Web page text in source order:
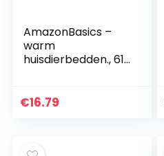
AmazonBasics –
warm
huisdierbedden., 61
€16.79